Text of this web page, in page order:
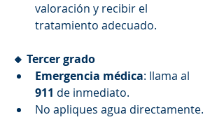
valoración y recibir el
tratamiento adecuado.
🔸 Tercer grado
Emergencia médica: llama al
911 de inmediato.
No apliques agua directamente.